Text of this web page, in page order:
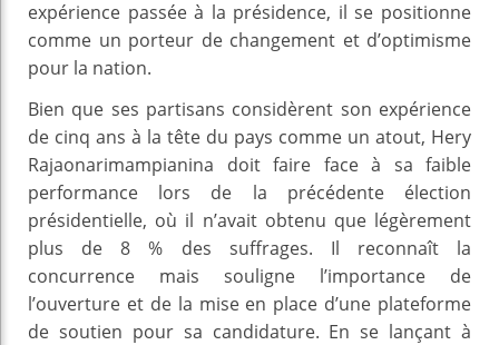
expérience passée à la présidence, il se positionne
comme un porteur de changement et d’optimisme
pour la nation.
Bien que ses partisans considèrent son expérience
de cinq ans à la tête du pays comme un atout, Hery
Rajaonarimampianina doit faire face à sa faible
performance lors de la précédente élection
présidentielle, où il n’avait obtenu que légèrement
plus de 8 % des suffrages. Il reconnaît la
concurrence mais souligne l’importance de
l’ouverture et de la mise en place d’une plateforme
de soutien pour sa candidature. En se lançant à